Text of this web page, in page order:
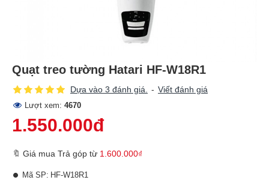
Quạt treo tường Hatari HF-W18R1
Dựa vào 3 đánh giá. - Viết đánh giá
Lượt xem: 4670
1.550.000đ
🔖 Giá mua Trả góp từ 1.600.000₫
Mã SP: HF-W18R1